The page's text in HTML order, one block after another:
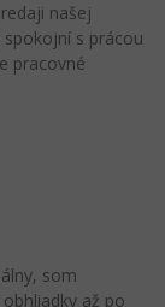
našej
s prácou
pracovné
som
až po